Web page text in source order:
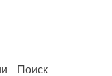
Поиск